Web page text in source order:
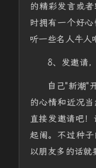
的精彩发言或
时拥有一个好
听一些名人牛人
8、发邀请
自己"新潮"
的心情和近况
直接发邀请吧
起闹。不过种
以朋友多的话就